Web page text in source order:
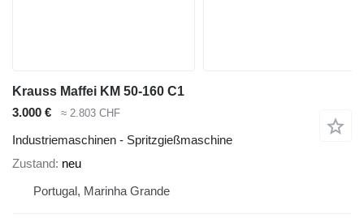
Krauss Maffei KM 50‑160 C1
3.000 €
≈ 2.803 CHF
Industriemaschinen - Spritzgießmaschine
Zustand
neu
Portugal, Marinha Grande